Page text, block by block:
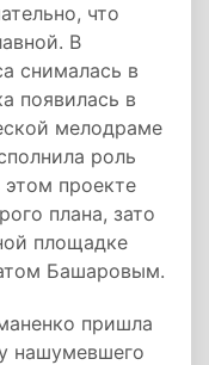
что
В
снималась в
появилась в
мелодраме
роль
проекте
плана, зато
площадке
Башаровым.
пришла
нашумевшего